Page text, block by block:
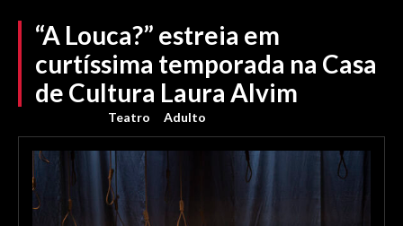
“A Louca?” estreia em
curtíssima temporada na Casa
de Cultura Laura Alvim
Teatro Adulto